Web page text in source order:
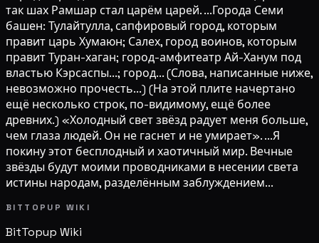
так шах Рамшар стал царём царей. ...Города Семи
башен: Тулайтулла, сапфировый город, которым
правит царь Хумаюн; Салех, город воинов, которым
правит Туран-хаган; город-амфитеатр Ай-Ханум под
властью Кэрсаспы...; город... (Слова, написанные ниже,
невозможно прочесть...) (На этой плите начертано
ещё несколько строк, по-видимому, ещё более
древних.) «Холодный свет звёзд радует меня больше,
чем глаза людей. Он не гаснет и не умирает». ...Я
покину этот бесплодный и хаотичный мир. Вечные
звёзды будут моими проводниками в несении света
истины народам, разделённым заблуждением...
BITTOPUP WIKI
BitTopup Wiki